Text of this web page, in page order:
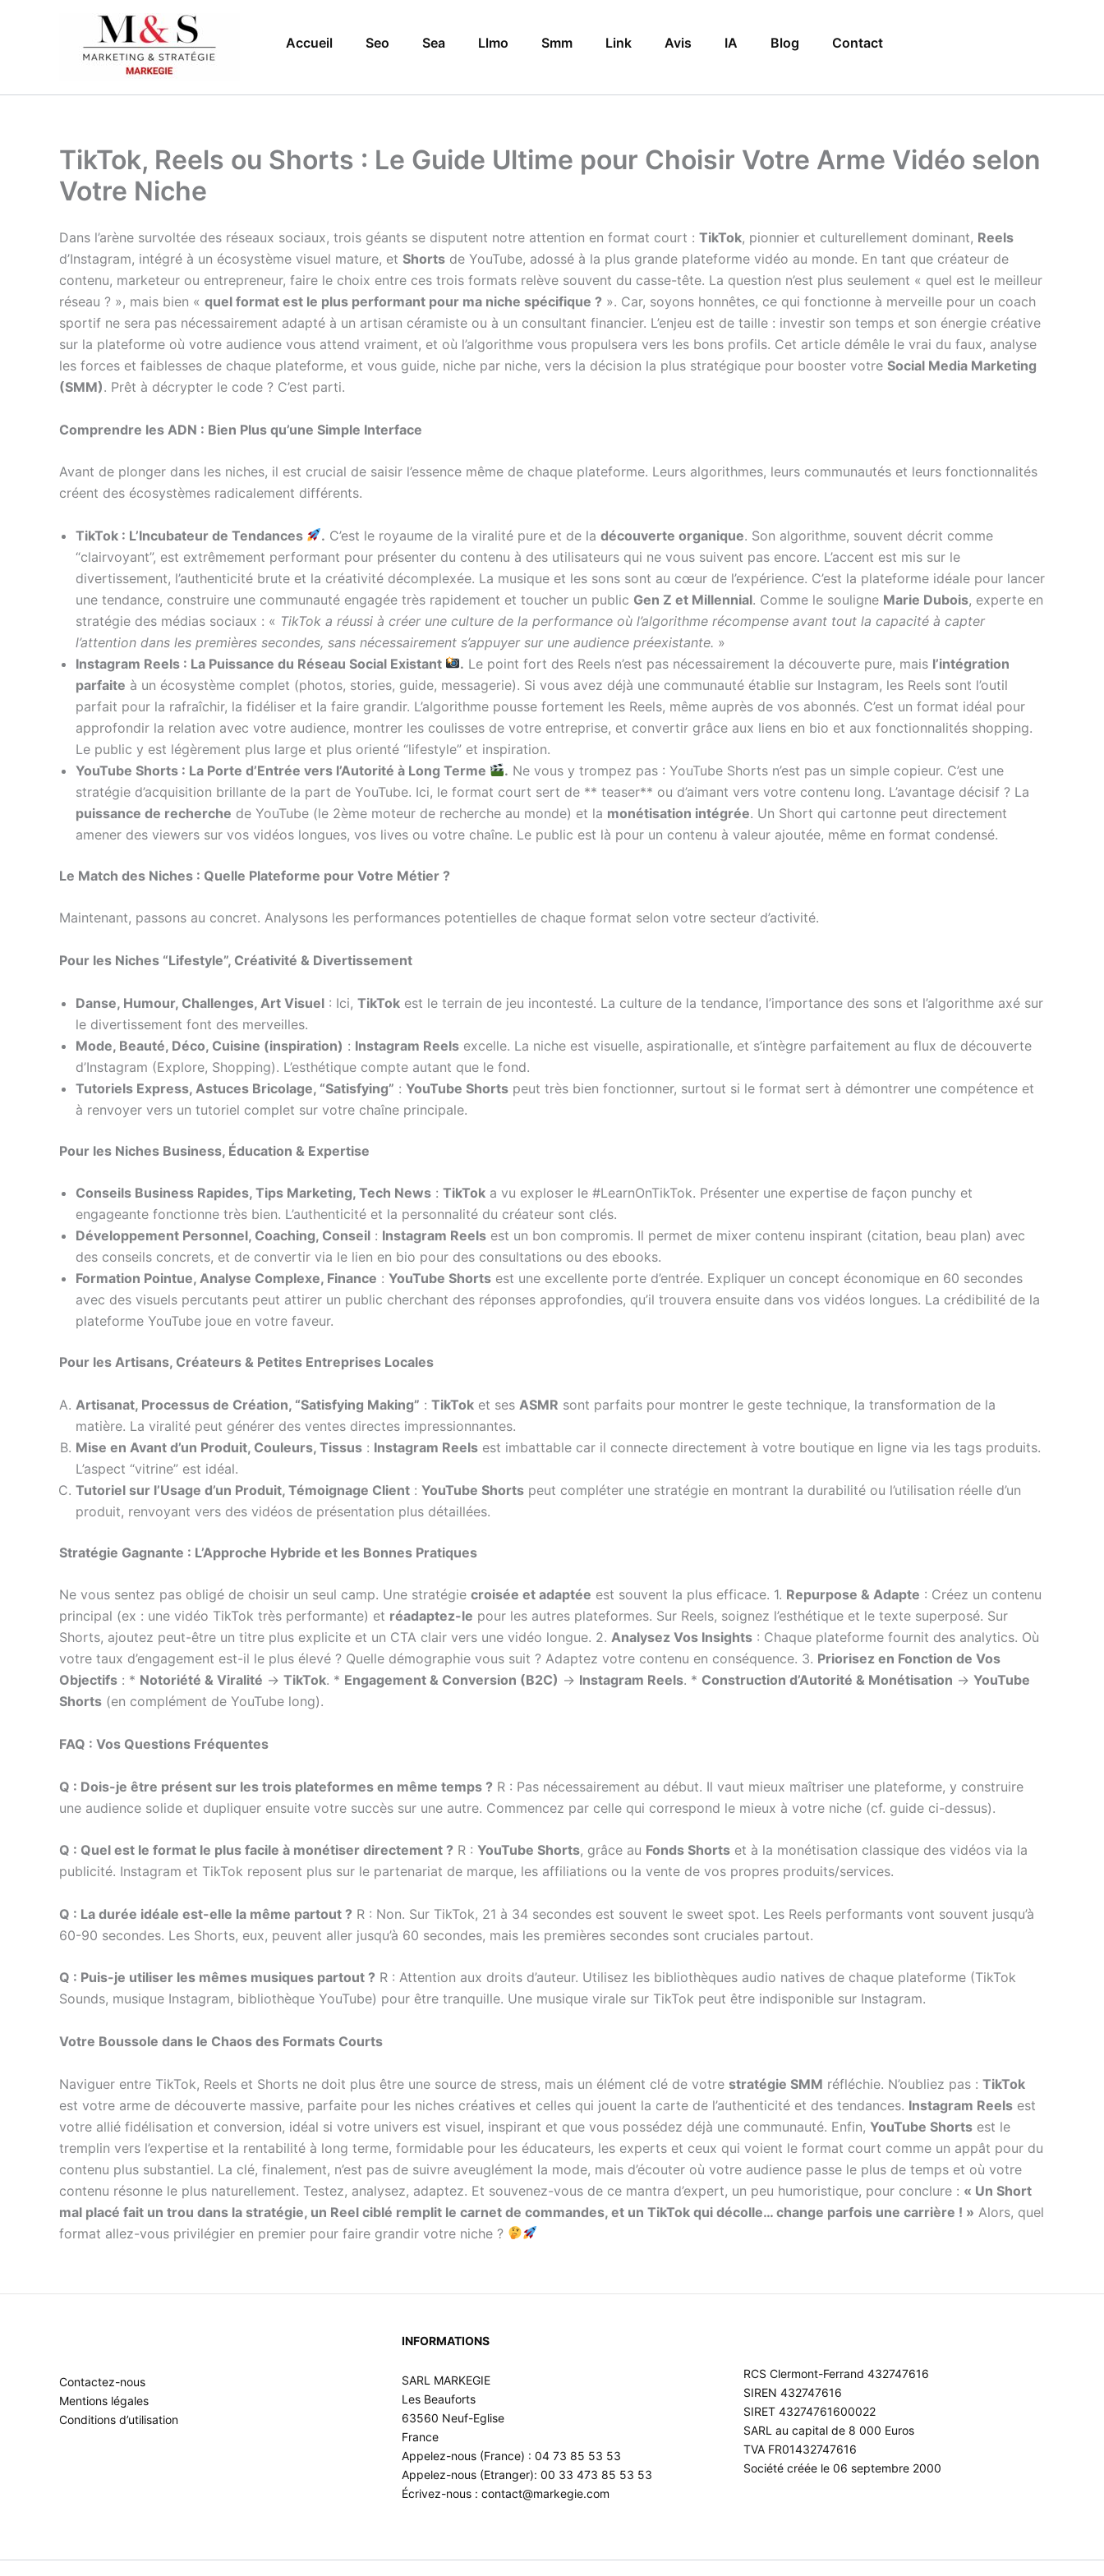
Accueil Seo Sea Llmo Smm Link Avis IA Blog Contact
TikTok, Reels ou Shorts : Le Guide Ultime pour Choisir Votre Arme Vidéo selon
Votre Niche
Dans l’arène survoltée des réseaux sociaux, trois géants se disputent notre attention en format court : TikTok, pionnier et culturellement dominant, Reels
d’Instagram, intégré à un écosystème visuel mature, et Shorts de YouTube, adossé à la plus grande plateforme vidéo au monde. En tant que créateur de
contenu, marketeur ou entrepreneur, faire le choix entre ces trois formats relève souvent du casse-tête. La question n’est plus seulement « quel est le meilleur
réseau ? », mais bien « quel format est le plus performant pour ma niche spécifique ? ». Car, soyons honnêtes, ce qui fonctionne à merveille pour un coach
sportif ne sera pas nécessairement adapté à un artisan céramiste ou à un consultant financier. L’enjeu est de taille : investir son temps et son énergie créative
sur la plateforme où votre audience vous attend vraiment, et où l’algorithme vous propulsera vers les bons profils. Cet article démêle le vrai du faux, analyse
les forces et faiblesses de chaque plateforme, et vous guide, niche par niche, vers la décision la plus stratégique pour booster votre Social Media Marketing
(SMM). Prêt à décrypter le code ? C’est parti.
Comprendre les ADN : Bien Plus qu’une Simple Interface
Avant de plonger dans les niches, il est crucial de saisir l’essence même de chaque plateforme. Leurs algorithmes, leurs communautés et leurs fonctionnalités
créent des écosystèmes radicalement différents.
TikTok : L’Incubateur de Tendances . C’est le royaume de la viralité pure et de ladécouverte organique. Son algorithme, souvent décrit comme
“clairvoyant”, est extrêmement performant pour présenter du contenu à des utilisateurs qui ne vous suivent pas encore. L’accent est mis sur le
divertissement, l’authenticité brute et la créativité décomplexée. La musique et les sons sont au cœur de l’expérience. C’est la plateforme idéale pour lancer
une tendance, construire une communauté engagée très rapidement et toucher un public Gen Z et Millennial. Comme le souligne Marie Dubois, experte en
stratégie des médias sociaux : « TikTok a réussi à créer une culture de la performance où l’algorithme récompense avant tout la capacité à capter
l’attention dans les premières secondes, sans nécessairement s’appuyer sur une audience préexistante. »
Instagram Reels : La Puissance du Réseau Social Existant
. Le point fort des Reels n’est pas nécessairement la découverte pure, mais l’intégration
parfaite à un écosystème complet (photos, stories, guide, messagerie). Si vous avez déjà une communauté établie sur Instagram, les Reels sont l’outil
parfait pour la rafraîchir, la fidéliser et la faire grandir. L’algorithme pousse fortement les Reels, même auprès de vos abonnés. C’est un format idéal pour
approfondir la relation avec votre audience, montrer les coulisses de votre entreprise, et convertir grâce aux liens en bio et aux fonctionnalités shopping.
Le public y est légèrement plus large et plus orienté “lifestyle” et inspiration.
YouTube Shorts : La Porte d’Entrée vers l’Autorité à Long Terme
. Ne vous y trompez pas : YouTube Shorts n’est pas un simple copieur. C’est une
stratégie d’acquisition brillante de la part de YouTube. Ici, le format court sert de ** teaser** ou d’aimant vers votre contenu long. L’avantage décisif ? La
puissance de recherche de YouTube (le 2ème moteur de recherche au monde) et la monétisation intégrée. Un Short qui cartonne peut directement
amener des viewers sur vos vidéos longues, vos lives ou votre chaîne. Le public est là pour un contenu à valeur ajoutée, même en format condensé.
Le Match des Niches : Quelle Plateforme pour Votre Métier ?
Maintenant, passons au concret. Analysons les performances potentielles de chaque format selon votre secteur d’activité.
Pour les Niches “Lifestyle”, Créativité & Divertissement
Danse, Humour, Challenges, Art Visuel : Ici, TikTok est le terrain de jeu incontesté. La culture de la tendance, l’importance des sons et l’algorithme axé sur
le divertissement font des merveilles.
Mode, Beauté, Déco, Cuisine (inspiration) : Instagram Reels excelle. La niche est visuelle, aspirationalle, et s’intègre parfaitement au flux de découverte
d’Instagram (Explore, Shopping). L’esthétique compte autant que le fond.
Tutoriels Express, Astuces Bricolage, “Satisfying” : YouTube Shorts peut très bien fonctionner, surtout si le format sert à démontrer une compétence et
à renvoyer vers un tutoriel complet sur votre chaîne principale.
Pour les Niches Business, Éducation & Expertise
Conseils Business Rapides, Tips Marketing, Tech News : TikTok a vu exploser le #LearnOnTikTok. Présenter une expertise de façon punchy et
engageante fonctionne très bien. L’authenticité et la personnalité du créateur sont clés.
Développement Personnel, Coaching, Conseil : Instagram Reels est un bon compromis. Il permet de mixer contenu inspirant (citation, beau plan) avec
des conseils concrets, et de convertir via le lien en bio pour des consultations ou des ebooks.
Formation Pointue, Analyse Complexe, Finance : YouTube Shorts est une excellente porte d’entrée. Expliquer un concept économique en 60 secondes
avec des visuels percutants peut attirer un public cherchant des réponses approfondies, qu’il trouvera ensuite dans vos vidéos longues. La crédibilité de la
plateforme YouTube joue en votre faveur.
Pour les Artisans, Créateurs & Petites Entreprises Locales
Artisanat, Processus de Création, “Satisfying Making” : TikTok et ses ASMR sont parfaits pour montrer le geste technique, la transformation de la
matière. La viralité peut générer des ventes directes impressionnantes.
Mise en Avant d’un Produit, Couleurs, Tissus : Instagram Reels est imbattable car il connecte directement à votre boutique en ligne via les tags produits.
L’aspect “vitrine” est idéal.
Tutoriel sur l’Usage d’un Produit, Témoignage Client : YouTube Shorts peut compléter une stratégie en montrant la durabilité ou l’utilisation réelle d’un
produit, renvoyant vers des vidéos de présentation plus détaillées.
Stratégie Gagnante : L’Approche Hybride et les Bonnes Pratiques
Ne vous sentez pas obligé de choisir un seul camp. Une stratégie croisée et adaptée est souvent la plus efficace. 1. Repurpose & Adapte : Créez un contenu
principal (ex : une vidéo TikTok très performante) et réadaptez-le pour les autres plateformes. Sur Reels, soignez l’esthétique et le texte superposé. Sur
Shorts, ajoutez peut-être un titre plus explicite et un CTA clair vers une vidéo longue. 2. Analysez Vos Insights : Chaque plateforme fournit des analytics. Où
votre taux d’engagement est-il le plus élevé ? Quelle démographie vous suit ? Adaptez votre contenu en conséquence. 3. Priorisez en Fonction de Vos
Objectifs : * Notoriété & Viralité → TikTok. * Engagement & Conversion (B2C) → Instagram Reels. * Construction d’Autorité & Monétisation → YouTube
Shorts (en complément de YouTube long).
FAQ : Vos Questions Fréquentes
Q : Dois-je être présent sur les trois plateformes en même temps ? R : Pas nécessairement au début. Il vaut mieux maîtriser une plateforme, y construire
une audience solide et dupliquer ensuite votre succès sur une autre. Commencez par celle qui correspond le mieux à votre niche (cf. guide ci-dessus).
Q : Quel est le format le plus facile à monétiser directement ? R : YouTube Shorts, grâce au Fonds Shorts et à la monétisation classique des vidéos via la
publicité. Instagram et TikTok reposent plus sur le partenariat de marque, les affiliations ou la vente de vos propres produits/services.
Q : La durée idéale est-elle la même partout ? R : Non. Sur TikTok, 21 à 34 secondes est souvent le sweet spot. Les Reels performants vont souvent jusqu’à
60-90 secondes. Les Shorts, eux, peuvent aller jusqu’à 60 secondes, mais les premières secondes sont cruciales partout.
Q : Puis-je utiliser les mêmes musiques partout ? R : Attention aux droits d’auteur. Utilisez les bibliothèques audio natives de chaque plateforme (TikTok
Sounds, musique Instagram, bibliothèque YouTube) pour être tranquille. Une musique virale sur TikTok peut être indisponible sur Instagram.
Votre Boussole dans le Chaos des Formats Courts
Naviguer entre TikTok, Reels et Shorts ne doit plus être une source de stress, mais un élément clé de votre stratégie SMM réfléchie. N’oubliez pas : TikTok
est votre arme de découverte massive, parfaite pour les niches créatives et celles qui jouent la carte de l’authenticité et des tendances. Instagram Reels est
votre allié fidélisation et conversion, idéal si votre univers est visuel, inspirant et que vous possédez déjà une communauté. Enfin, YouTube Shorts est le
tremplin vers l’expertise et la rentabilité à long terme, formidable pour les éducateurs, les experts et ceux qui voient le format court comme un appât pour du
contenu plus substantiel. La clé, finalement, n’est pas de suivre aveuglément la mode, mais d’écouter où votre audience passe le plus de temps et où votre
contenu résonne le plus naturellement. Testez, analysez, adaptez. Et souvenez-vous de ce mantra d’expert, un peu humoristique, pour conclure : « Un Short
mal placé fait un trou dans la stratégie, un Reel ciblé remplit le carnet de commandes, et un TikTok qui décolle… change parfois une carrière ! » Alors, quel
format allez-vous privilégier en premier pour faire grandir votre niche ?
Contactez-nous
Mentions légales
Conditions d’utilisation
INFORMATIONS
SARL MARKEGIE
Les Beauforts
63560 Neuf-Eglise
France
Appelez-nous (France) : 04 73 85 53 53
Appelez-nous (Etranger): 00 33 473 85 53 53
Écrivez-nous : contact@markegie.com
RCS Clermont-Ferrand 432747616
SIREN 432747616
SIRET 43274761600022
SARL au capital de 8 000 Euros
TVA FR01432747616
Société créée le 06 septembre 2000